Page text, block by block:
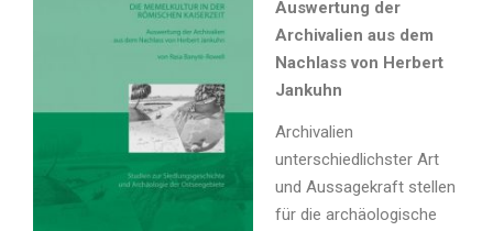
Auswertung der
Archivalien aus dem
Nachlass von Herbert
Jankuhn
Archivalien
unterschiedlichster Art
und Aussagekraft stellen
für die archäologische